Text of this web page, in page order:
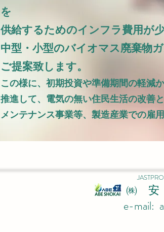
を
供給するためのインフラ費用が
中型・小型のバイオマス廃棄物
ご提案致します。
この様に、初期投資や準備期間の軽減
推進して、電気の無い住民生活の改善
メンテナンス事業等、製造産業での雇
㈱
e-mail: